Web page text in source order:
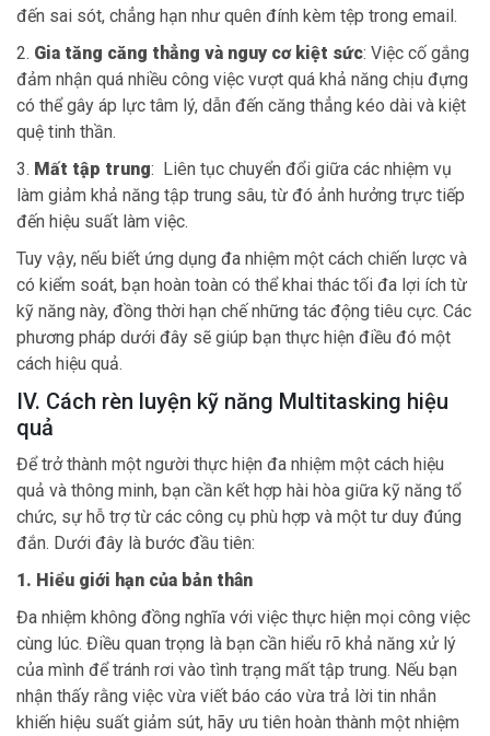
đến sai sót, chẳng hạn như quên đính kèm tệp trong email.
2. Gia tăng căng thẳng và nguy cơ kiệt sức: Việc cố gắng
đảm nhận quá nhiều công việc vượt quá khả năng chịu đựng
có thể gây áp lực tâm lý, dẫn đến căng thẳng kéo dài và kiệt
quệ tinh thần.
3. Mất tập trung: Liên tục chuyển đổi giữa các nhiệm vụ
làm giảm khả năng tập trung sâu, từ đó ảnh hưởng trực tiếp
đến hiệu suất làm việc.
Tuy vậy, nếu biết ứng dụng đa nhiệm một cách chiến lược và
có kiểm soát, bạn hoàn toàn có thể khai thác tối đa lợi ích từ
kỹ năng này, đồng thời hạn chế những tác động tiêu cực. Các
phương pháp dưới đây sẽ giúp bạn thực hiện điều đó một
cách hiệu quả.
IV. Cách rèn luyện kỹ năng Multitasking hiệu
quả
Để trở thành một người thực hiện đa nhiệm một cách hiệu
quả và thông minh, bạn cần kết hợp hài hòa giữa kỹ năng tổ
chức, sự hỗ trợ từ các công cụ phù hợp và một tư duy đúng
đắn. Dưới đây là bước đầu tiên:
1. Hiểu giới hạn của bản thân
Đa nhiệm không đồng nghĩa với việc thực hiện mọi công việc
cùng lúc. Điều quan trọng là bạn cần hiểu rõ khả năng xử lý
của mình để tránh rơi vào tình trạng mất tập trung. Nếu bạn
nhận thấy rằng việc vừa viết báo cáo vừa trả lời tin nhắn
khiến hiệu suất giảm sút, hãy ưu tiên hoàn thành một nhiệm